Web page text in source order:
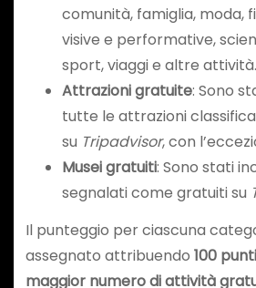
comunità, famiglia, moda,
visive e performative,
sport, viaggi e altre attività.
Attrazioni gratuite: Sono
tutte le attrazioni
su Tripadvisor, con
Musei gratuiti: Sono stati
segnalati come gratuiti su
Il punteggio per ciascuna
assegnato attribuendo 100
maggior numero di attività